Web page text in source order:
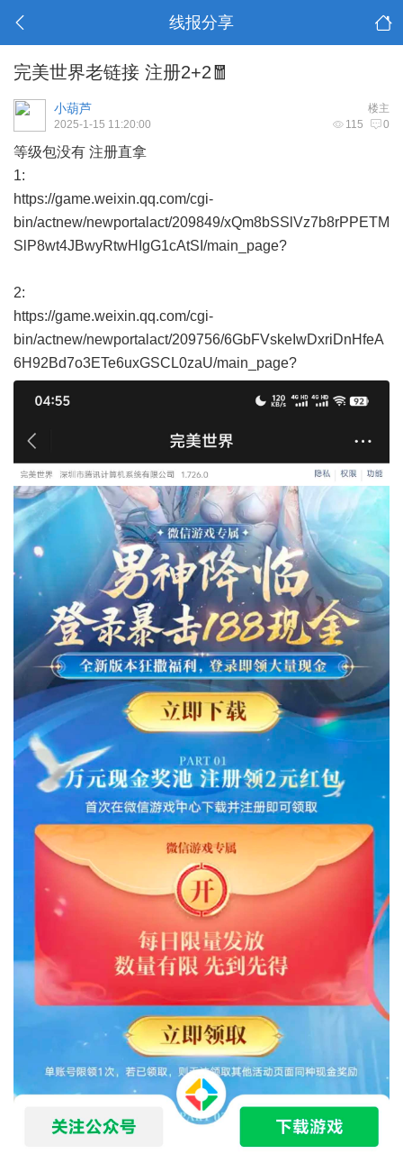
线报分享
完美世界老链接 注册2+2🧧
楼主
小葫芦
115 0
2025-1-15 11:20:00
等级包没有 注册直拿
1:
https://game.weixin.qq.com/cgi-
bin/actnew/newportalact/209849/xQm8bSSlVz7b8rPPETM
SlP8wt4JBwyRtwHIgG1cAtSI/main_page?
2:
https://game.weixin.qq.com/cgi-
bin/actnew/newportalact/209756/6GbFVskeIwDxriDnHfeA
6H92Bd7o3ETe6uxGSCL0zaU/main_page?